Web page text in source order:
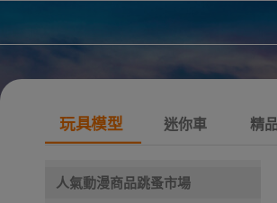
玩具模型 迷你車 精
人氣動漫商品跳蚤市場